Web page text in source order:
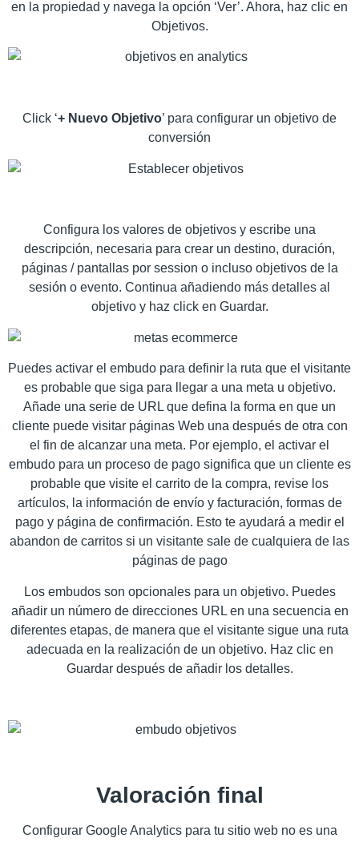
en la propiedad y navega la opción ‘Ver’. Ahora, haz clic en
Objetivos.
Click ‘+ Nuevo Objetivo’ para configurar un objetivo de
conversión
Configura los valores de objetivos y escribe una
descripción, necesaria para crear un destino, duración,
páginas / pantallas por session o incluso objetivos de la
sesión o evento. Continua añadiendo más detalles al
objetivo y haz click en Guardar.
Puedes activar el embudo para definir la ruta que el visitante
es probable que siga para llegar a una meta u objetivo.
Añade una serie de URL que defina la forma en que un
cliente puede visitar páginas Web una después de otra con
el fin de alcanzar una meta. Por ejemplo, el activar el
embudo para un proceso de pago significa que un cliente es
probable que visite el carrito de la compra, revise los
artículos, la información de envío y facturación, formas de
pago y página de confirmación. Esto te ayudará a medir el
abandon de carritos si un visitante sale de cualquiera de las
páginas de pago
Los embudos son opcionales para un objetivo. Puedes
añadir un número de direcciones URL en una secuencia en
diferentes etapas, de manera que el visitante sigue una ruta
adecuada en la realización de un objetivo. Haz clic en
Guardar después de añadir los detalles.
Valoración final
Configurar Google Analytics para tu sitio web no es una